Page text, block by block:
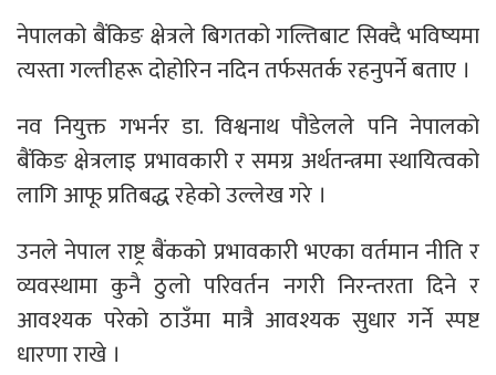
नेपालको बैंकिङ क्षेत्रले बिगतको गल्तिबाट सिक्दै भविष्यमा
त्यस्ता गल्तीहरू दोहोरिन नदिन तर्फसतर्क रहनुपर्ने बताए ।
नव नियुक्त गभर्नर डा. विश्वनाथ पौडेलले पनि नेपालको
बैंकिङ क्षेत्रलाइ प्रभावकारी र समग्र अर्थतन्त्रमा स्थायित्वको
लागि आफू प्रतिबद्ध रहेको उल्लेख गरे ।
उनले नेपाल राष्ट्र बैंकको प्रभावकारी भएका वर्तमान नीति र
व्यवस्थामा कुनै ठुलो परिवर्तन नगरी निरन्तरता दिने र
आवश्यक परेको ठाउँमा मात्रै आवश्यक सुधार गर्ने स्पष्ट
धारणा राखे ।